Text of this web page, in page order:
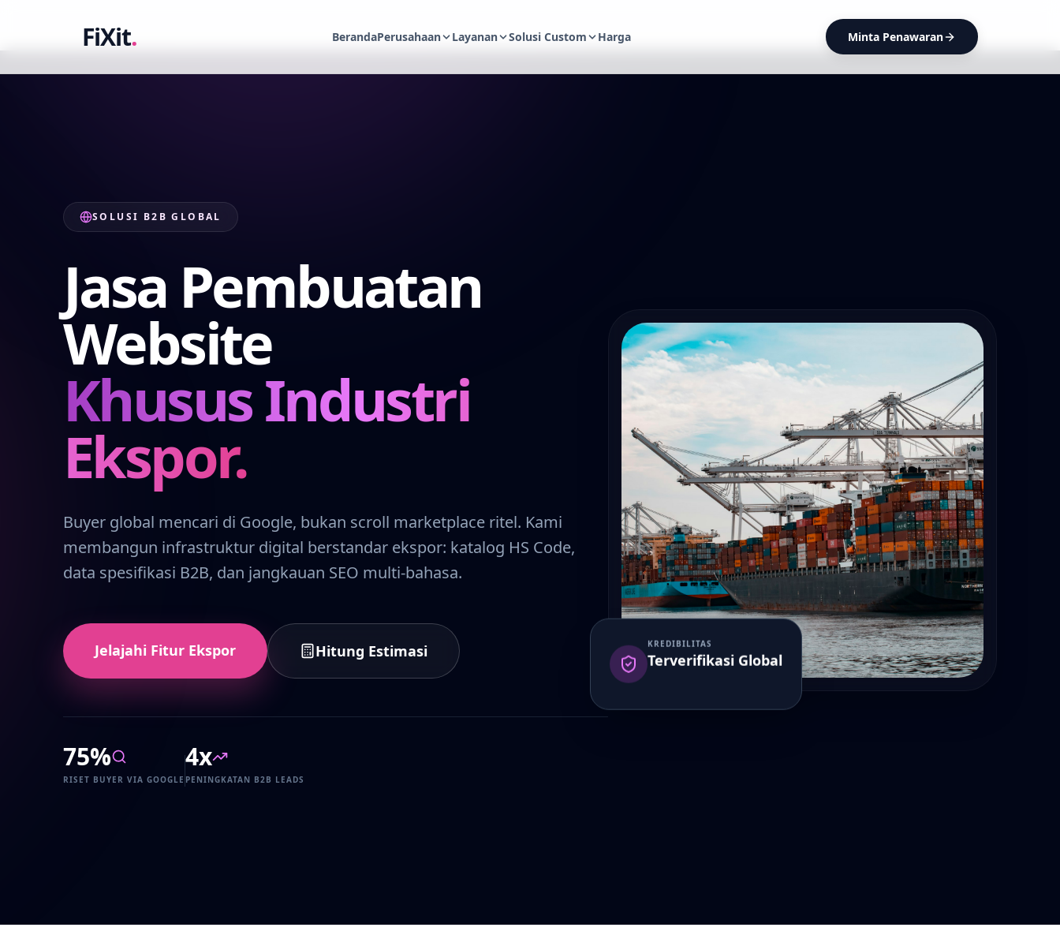
FiXit. BerandaPerusahaan Layanan Solusi Custom Harga Minta Penawaran
SOLUSI B2B GLOBAL
Jasa Pembuatan
Website
Khusus Industri
Ekspor.
Buyer global mencari di Google, bukan scroll marketplace ritel. Kami
membangun infrastruktur digital berstandar ekspor: katalog HS Code,
data spesifikasi B2B, dan jangkauan SEO multi-bahasa.
Jelajahi Fitur Ekspor Hitung Estimasi
75%
RISET BUYER VIA GOOGLE
4x
PENINGKATAN B2B LEADS
KREDIBILITAS
Terverifikasi Global